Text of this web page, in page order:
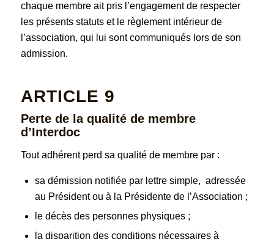
chaque membre ait pris l’engagement de respecter
les présents statuts et le règlement intérieur de
l’association, qui lui sont communiqués lors de son
admission.
ARTICLE 9
Perte de la qualité de membre
d’Interdoc
Tout adhérent perd sa qualité de membre par :
sa démission notifiée par lettre simple, adressée
au Président ou à la Présidente de l’Association ;
le décès des personnes physiques ;
la disparition des conditions nécessaires à